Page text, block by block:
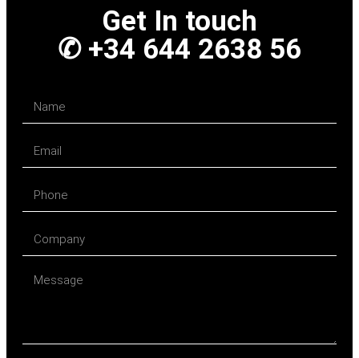
Get In touch
✆ +34 644 2638 56